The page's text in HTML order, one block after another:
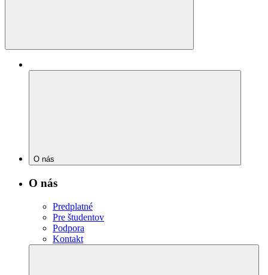
O nás
O nás
Predplatné
Pre študentov
Podpora
Kontakt